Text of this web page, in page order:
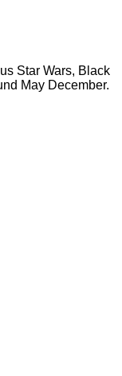
Star Wars, Black
May December.